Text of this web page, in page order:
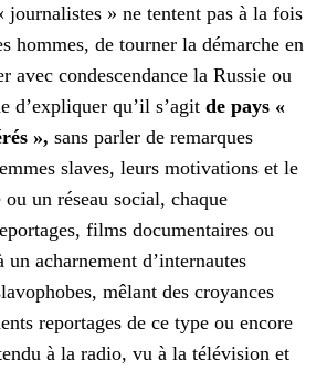
journalistes » ne tentent pas à la fois
hommes, de tourner la démarche en
avec condescendance la Russie ou
d’expliquer qu’il s’agit de pays «
», sans parler de remarques
slaves, leurs motivations et le
un réseau social, chaque
films documentaires ou
acharnement d’internautes
mêlant des croyances
reportages de ce type ou encore
à la radio, vu à la télévision et